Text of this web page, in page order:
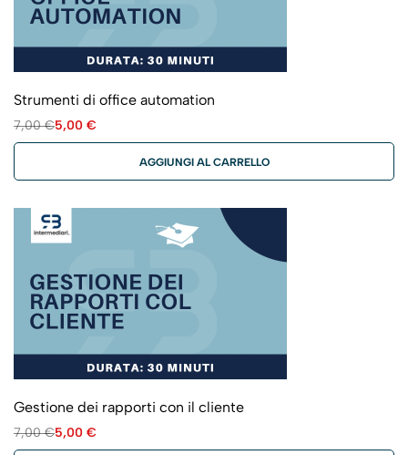
Strumenti di office automation
7,00€5,00 €
AGGIUNGI AL CARRELLO
Gestione dei rapporti con il cliente
7,00€5,00 €